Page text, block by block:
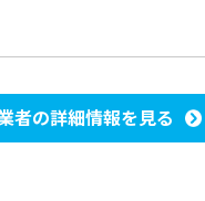
者の詳細情報を見る